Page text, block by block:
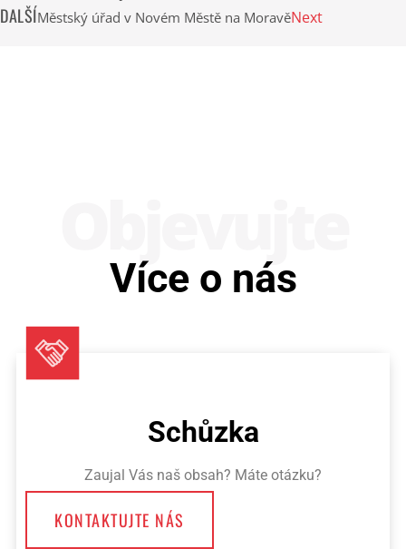
DALŠÍMěstský úřad v Novém Městě na MoravěNext
Více o nás
Schůzka
Zaujal Vás naš obsah? Máte otázku?
KONTAKTUJTE NÁS